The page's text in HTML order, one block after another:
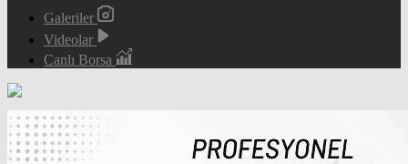
Galeriler
Videolar
Canlı Borsa